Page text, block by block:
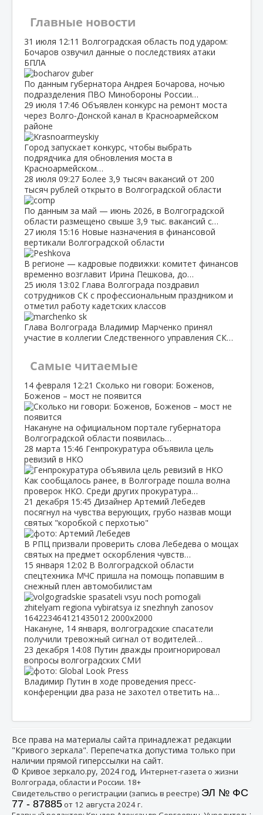
Главные новости
31 июля 12:11 Волгоградская область под ударом:
Бочаров озвучил данные о последствиях атаки
БПЛА
По данным губернатора Андрея Бочарова, ночью
подразделения ПВО Минобороны России…
29 июля 17:46 Объявлен конкурс на ремонт моста
через Волго‑Донской канал в Красноармейском
районе
Город запускает конкурс, чтобы выбрать
подрядчика для обновления моста в
Красноармейском…
28 июля 09:27 Более 3,9 тысяч вакансий от 200
тысяч рублей открыто в Волгоградской области
По данным за май — июнь 2026, в Волгоградской
области размещено свыше 3,9 тыс. вакансий с…
27 июля 15:16 Новые назначения в финансовой
вертикали Волгоградской области
В регионе — кадровые подвижки: комитет финансов
временно возглавит Ирина Пешкова, до…
25 июля 13:02 Глава Волгограда поздравил
сотрудников СК с профессиональным праздником и
отметил работу кадетских классов
Глава Волгограда Владимир Марченко принял
участие в коллегии Следственного управления СК…
Самые читаемые
14 февраля 12:21 Сколько ни говори: Боженов,
Боженов – мост не появится
Накануне на официальном портале губернатора
Волгоградской области появилась…
28 марта 15:46 Генпрокуратура объявила цель
ревизий в НКО
Как сообщалось ранее, в Волгограде пошла волна
проверок НКО. Среди других прокуратура…
21 декабря 15:45 Дизайнер Артемий Лебедев
посягнул на чувства верующих, грубо назвав мощи
святых "коробкой с перхотью"
В РПЦ призвали проверить слова Лебедева о мощах
святых на предмет оскорбления чувств…
15 января 12:02 В Волгоградской области
спецтехника МЧС пришла на помощь попавшим в
снежный плен автомобилистам
Накануне, 14 января, волгоградские спасатели
получили тревожный сигнал от водителей…
23 декабря 14:08 Путин дважды проигнорировал
вопросы волгоградских СМИ
Владимир Путин в ходе проведения пресс-
конференции два раза не захотел ответить на…
Все права на материалы сайта принадлежат редакции
"Кривого зеркала". Перепечатка допустима только при
наличии прямой гиперссылки на сайт.
© Кривое зеркало.ру, 2024 год, Интернет-газета о жизни
Волгограда, области и России. 18+
Свидетельство о регистрации (запись в реестре) ЭЛ № ФС
77 - 87885от 12 августа 2024 г.